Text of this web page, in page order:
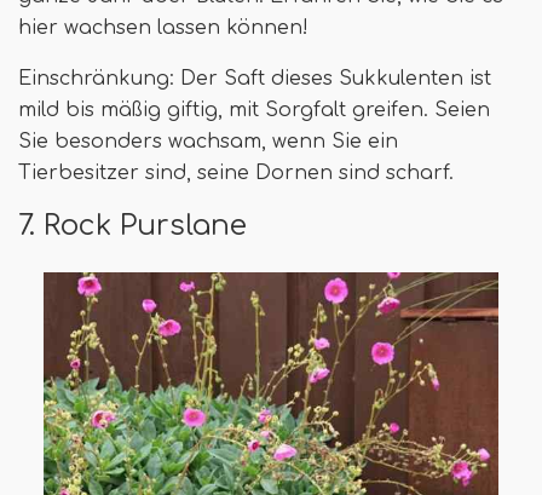
hier wachsen lassen können!
Einschränkung: Der Saft dieses Sukkulenten ist
mild bis mäßig giftig, mit Sorgfalt greifen. Seien
Sie besonders wachsam, wenn Sie ein
Tierbesitzer sind, seine Dornen sind scharf.
7. Rock Purslane